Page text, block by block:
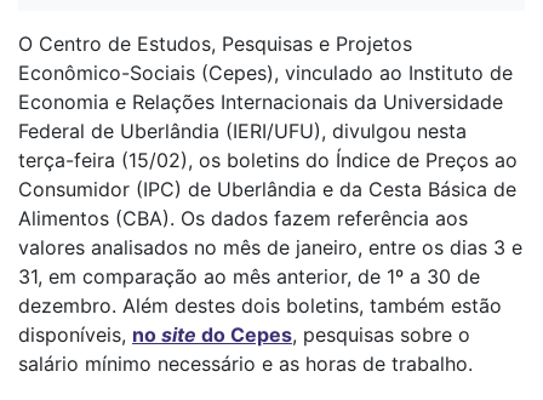
O Centro de Estudos, Pesquisas e Projetos
Econômico-Sociais (Cepes), vinculado ao Instituto de
Economia e Relações Internacionais da Universidade
Federal de Uberlândia (IERI/UFU), divulgou nesta
terça-feira (15/02), os boletins do Índice de Preços ao
Consumidor (IPC) de Uberlândia e da Cesta Básica de
Alimentos (CBA). Os dados fazem referência aos
valores analisados no mês de janeiro, entre os dias 3 e
31, em comparação ao mês anterior, de 1º a 30 de
dezembro. Além destes dois boletins, também estão
disponíveis, no site do Cepes, pesquisas sobre o
salário mínimo necessário e as horas de trabalho.